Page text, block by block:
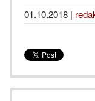
01.10.2018 |